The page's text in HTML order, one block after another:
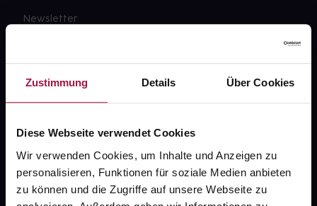
Zustimmung Details Über Cookies
Diese Webseite verwendet Cookies
Wir verwenden Cookies, um Inhalte und Anzeigen zu
personalisieren, Funktionen für soziale Medien anbieten
zu können und die Zugriffe auf unsere Webseite zu
Newsletter
Datenschutz
AGB
Impressum